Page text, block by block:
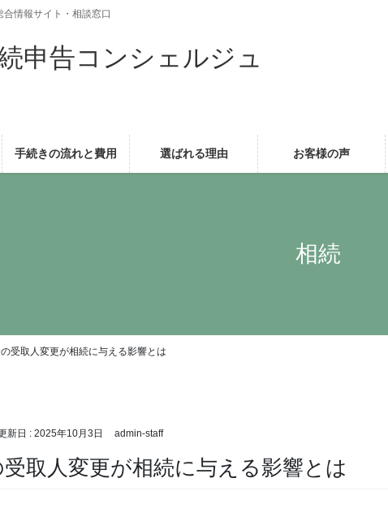
情報サイト・相談窓口
申告コンシェルジュ
手続きの流れと費用 選ばれる理由 お客様の声
相続
受取人変更が相続に与える影響とは
新日 :2025年10月3日 admin-staff
取人変更が相続に与える影響とは